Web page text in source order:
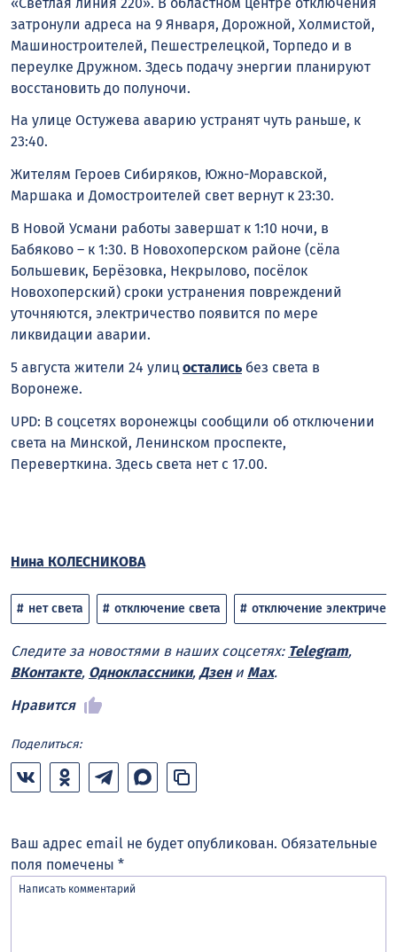
затронули адреса на 9 Января, Дорожной, Холмистой,
Машиностроителей, Пешестрелецкой, Торпедо и в
переулке Дружном. Здесь подачу энергии планируют
восстановить до полуночи.
На улице Остужева аварию устранят чуть раньше, к
23:40.
Жителям Героев Сибиряков, Южно-Моравской,
Маршака и Домостроителей свет вернут к 23:30.
В Новой Усмани работы завершат к 1:10 ночи, в
Бабяково – к 1:30. В Новохоперском районе (сёла
Большевик, Берёзовка, Некрылово, посёлок
Новохоперский) сроки устранения повреждений
уточняются, электричество появится по мере
ликвидации аварии.
5 августа жители 24 улиц остались без света в
Воронеже.
UPD: В соцсетях воронежцы сообщили об отключении
света на Минской, Ленинском проспекте,
Переверткина. Здесь света нет с 17.00.
Нина КОЛЕСНИКОВА
нет света отключение света отключение
Следите за новостями в наших соцсетях: Telegram,
ВКонтакте, Одноклассники, Дзени Max.
Нравится
Поделиться:
Ваш адрес email не будет опубликован. Обязательные
поля помечены *